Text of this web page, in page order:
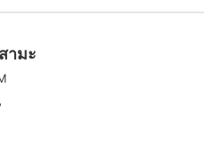
ามะ